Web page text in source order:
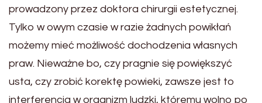
prowadzony przez doktora chirurgii estetycznej.
Tylko w owym czasie w razie żadnych powikłań
możemy mieć możliwość dochodzenia własnych
praw. Nieważne bo, czy pragnie się powiększyć
usta, czy zrobić korektę powieki, zawsze jest to
interferencja w organizm ludzki, któremu wolno po